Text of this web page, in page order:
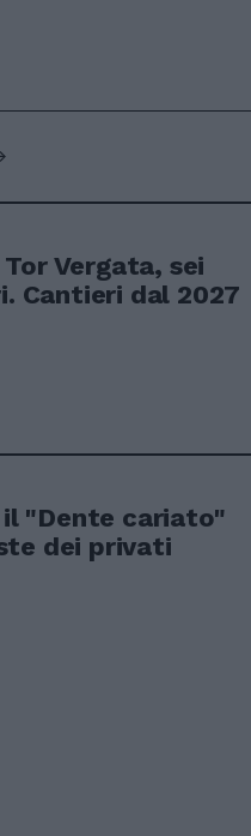
Vergata, sei
Cantieri dal 2027
"Dente cariato"
dei privati